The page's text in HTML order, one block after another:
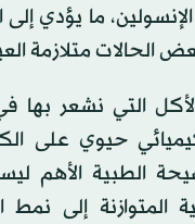
ما يؤدي
الحالات متلازمة
التي نشعر بها
حيوي على
الطبية الأهم
المتوازنة إلى نمط